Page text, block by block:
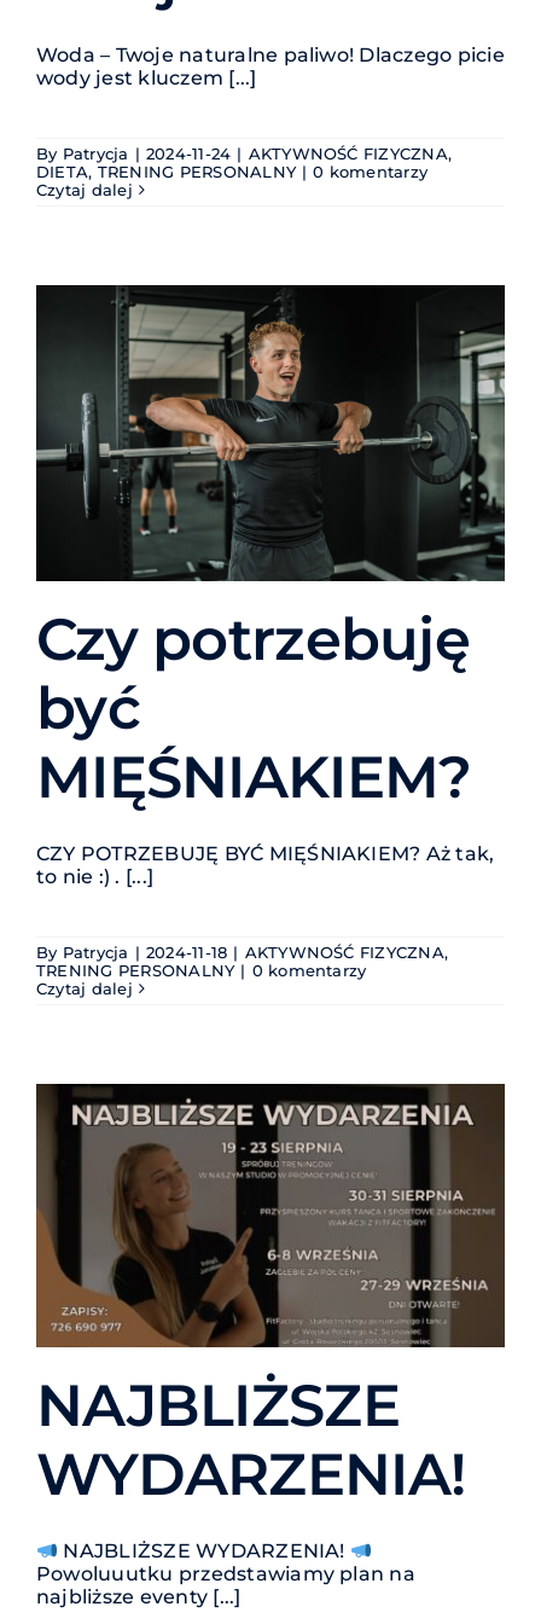
Woda – Twoje naturalne paliwo! Dlaczego picie
wody jest kluczem [...]
By Patrycja | 2024-11-24 | AKTYWNOŚĆ FIZYCZNA,
DIETA, TRENING PERSONALNY | 0 komentarzy
Czytaj dalej
Czy potrzebuję
być
MIĘŚNIAKIEM?
CZY POTRZEBUJĘ BYĆ MIĘŚNIAKIEM? Aż tak,
to nie :) . [...]
By Patrycja | 2024-11-18 | AKTYWNOŚĆ FIZYCZNA,
TRENING PERSONALNY | 0 komentarzy
Czytaj dalej
NAJBLIŻSZE
WYDARZENIA!
NAJBLIŻSZE WYDARZENIA!
Powoluuutku przedstawiamy plan na
najbliższe eventy [...]